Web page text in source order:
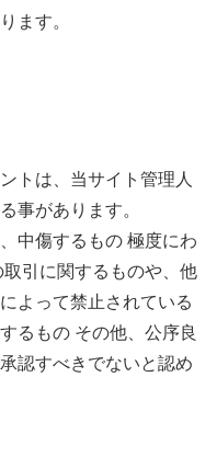
ます。
トは、当サイト管理人
事があります。
中傷するもの 極度にわ
引に関するものや、他
よって禁止されている
るもの その他、公序良
認すべきでないと認め